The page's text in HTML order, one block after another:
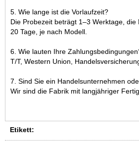
5. Wie lange ist die Vorlaufzeit?
Die Probezeit beträgt 1–3 Werktage,
20 Tage, je nach Modell.
6. Wie lauten Ihre
T/T, Western Union,
7. Sind Sie ein Handelsunternehmen
Wir sind die Fabrik mit langjähriger
Etikett: